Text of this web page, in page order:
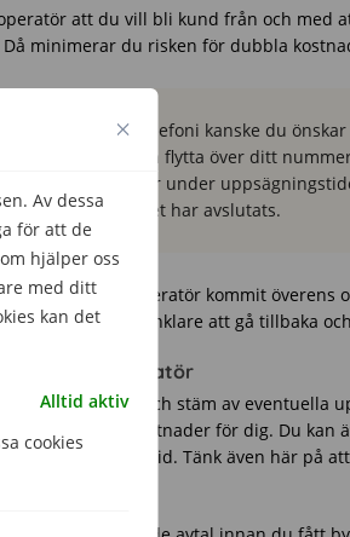
Av dessa
för att de
hjälper oss
med ditt
kan det
Alltid aktiv
cookies
att du vill bli kund från och med
minimerar du risken för dubbla
operatörsbytet telefoni kanske du
operatör om du kan flytta över ditt
över ditt nummer under
när abonnemanget har avslutats.
och din nya operatör kommit överens
är det alltid enklare att gå tillbaka
nuvarande operatör
operatör och stäm av eventuella
medför några kostnader för dig. Du kan
upp ditt avtal i förtid. Tänk även här på